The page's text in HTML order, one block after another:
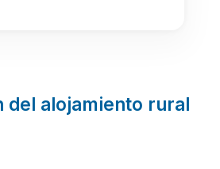
del alojamiento rural